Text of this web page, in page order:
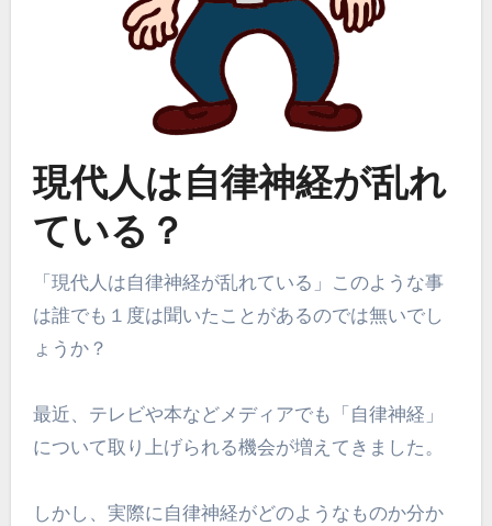
現代人は自律神経が乱れ
ている？
「現代人は自律神経が乱れている」このような事
は誰でも１度は聞いたことがあるのでは無いでし
ょうか？
最近、テレビや本などメディアでも「自律神経」
について取り上げられる機会が増えてきました。
しかし、実際に自律神経がどのようなものか分か